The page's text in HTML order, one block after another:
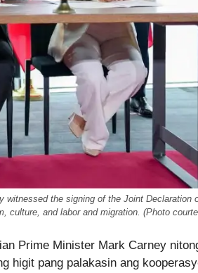
the signing of the Joint Declaration
culture, and labor and migration. (Photo
Prime Minister Mark Carney
higit pang palakasin ang